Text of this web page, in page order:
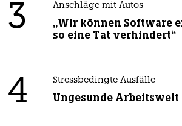
3 Anschläge mit Autos
„Wir können Software
so eine Tat verhindert“
4 Stressbedingte Ausfälle
Ungesunde Arbeitswelt